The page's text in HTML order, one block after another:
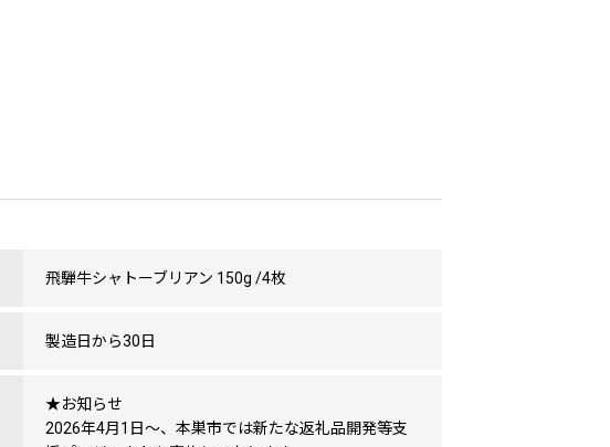
飛騨牛シャトーブリアン 150g /4枚
製造日から30日
★お知らせ
2026年4月1日〜、本巣市では新たな返礼品開発等支